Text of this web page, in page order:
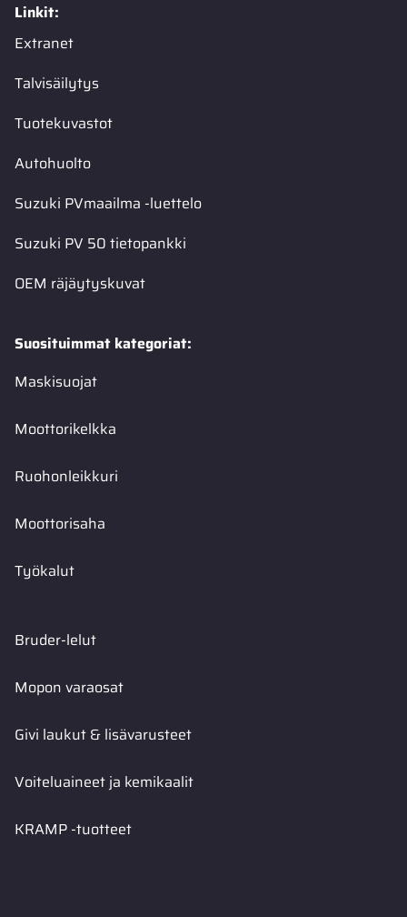
Linkit:
Extranet
Talvisäilytys
Tuotekuvastot
Autohuolto
Suzuki PVmaailma -luettelo
Suzuki PV 50 tietopankki
OEM räjäytyskuvat
Suosituimmat kategoriat:
Maskisuojat
Moottorikelkka
Ruohonleikkuri
Moottorisaha
Työkalut
Bruder-lelut
Mopon varaosat
Givi laukut & lisävarusteet
Voiteluaineet ja kemikaalit
KRAMP -tuotteet